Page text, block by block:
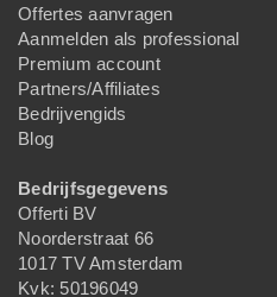
Offertes aanvragen
Aanmelden als professional
Premium account
Partners/Affiliates
Bedrijvengids
Blog
Bedrijfsgegevens
Offerti BV
Noorderstraat 66
1017 TV Amsterdam
Kvk: 50196049